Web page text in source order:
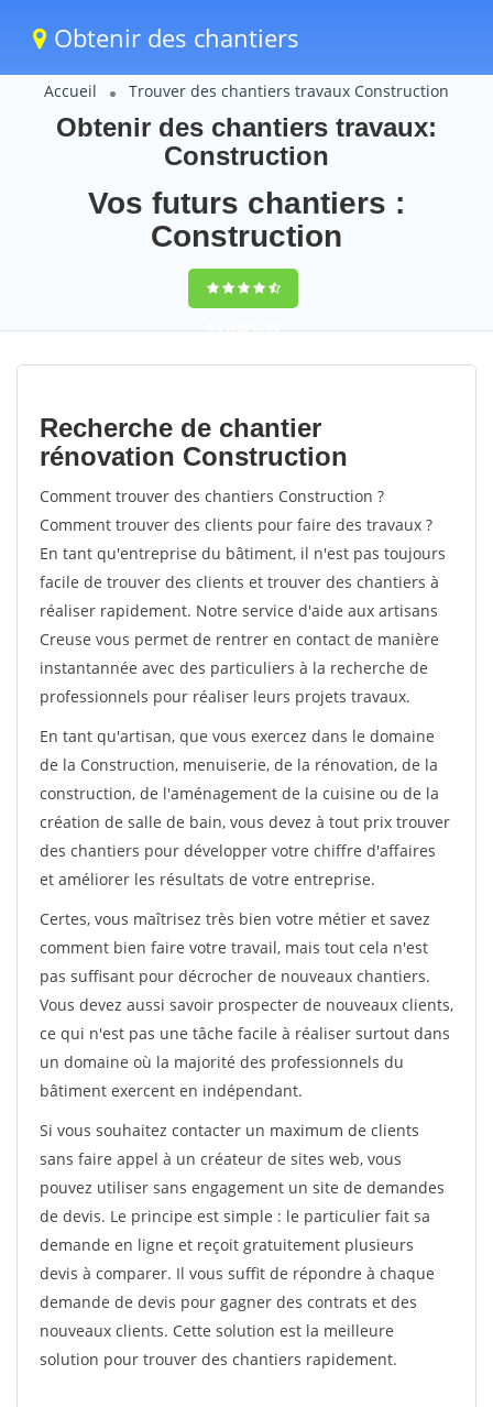
Obtenir des chantiers
Accueil Trouver des chantiers travaux Construction
Obtenir des chantiers travaux:
Construction
Vos futurs chantiers :
Construction
9,5(100%)89
votes
Recherche de chantier
rénovation Construction
Comment trouver des chantiers Construction ?
Comment trouver des clients pour faire des travaux ?
En tant qu'entreprise du bâtiment, il n'est pas toujours
facile de trouver des clients et trouver des chantiers à
réaliser rapidement. Notre service d'aide aux artisans
Creuse vous permet de rentrer en contact de manière
instantannée avec des particuliers à la recherche de
professionnels pour réaliser leurs projets travaux.
En tant qu'artisan, que vous exercez dans le domaine
de la Construction, menuiserie, de la rénovation, de la
construction, de l'aménagement de la cuisine ou de la
création de salle de bain, vous devez à tout prix trouver
des chantiers pour développer votre chiffre d'affaires
et améliorer les résultats de votre entreprise.
Certes, vous maîtrisez très bien votre métier et savez
comment bien faire votre travail, mais tout cela n'est
pas suffisant pour décrocher de nouveaux chantiers.
Vous devez aussi savoir prospecter de nouveaux clients,
ce qui n'est pas une tâche facile à réaliser surtout dans
un domaine où la majorité des professionnels du
bâtiment exercent en indépendant.
Si vous souhaitez contacter un maximum de clients
sans faire appel à un créateur de sites web, vous
pouvez utiliser sans engagement un site de demandes
de devis. Le principe est simple : le particulier fait sa
demande en ligne et reçoit gratuitement plusieurs
devis à comparer. Il vous suffit de répondre à chaque
demande de devis pour gagner des contrats et des
nouveaux clients. Cette solution est la meilleure
solution pour trouver des chantiers rapidement.